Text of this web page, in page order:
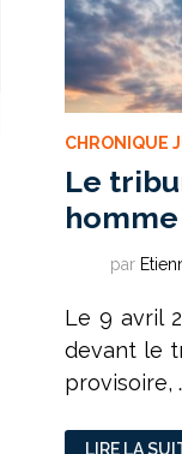
CHRONIQUE
Le
par
Le 9 avril
devant le
provisoire,
LE
LIRE LA